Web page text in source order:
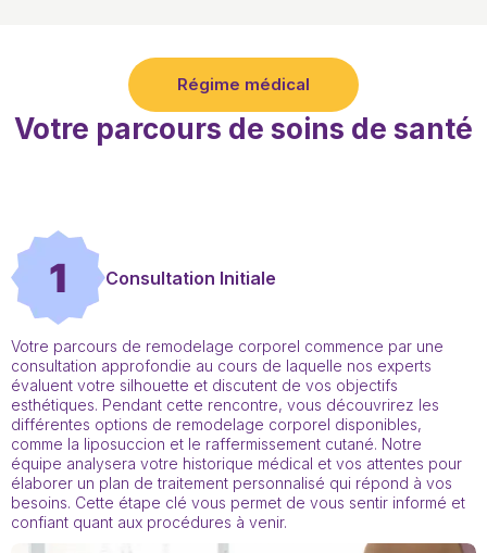
Régime médical
Votre parcours de soins de santé
1 Consultation Initiale
Votre parcours de remodelage corporel commence par une
consultation approfondie au cours de laquelle nos experts
évaluent votre silhouette et discutent de vos objectifs
esthétiques. Pendant cette rencontre, vous découvrirez les
différentes options de remodelage corporel disponibles,
comme la liposuccion et le raffermissement cutané. Notre
équipe analysera votre historique médical et vos attentes pour
élaborer un plan de traitement personnalisé qui répond à vos
besoins. Cette étape clé vous permet de vous sentir informé et
confiant quant aux procédures à venir.